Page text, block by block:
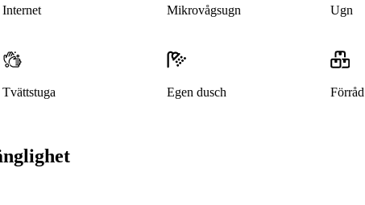
Internet Mikrovågsugn Ugn
Tvättstuga Egen dusch Förråd